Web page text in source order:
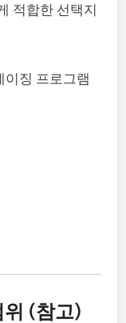
적합한 선택지
이징 프로그램
위 (참고)